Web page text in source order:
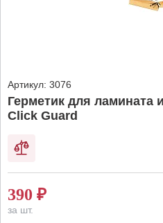
Артикул: 3076
Герметик для ламината
Click Guard
390 ₽
за шт.